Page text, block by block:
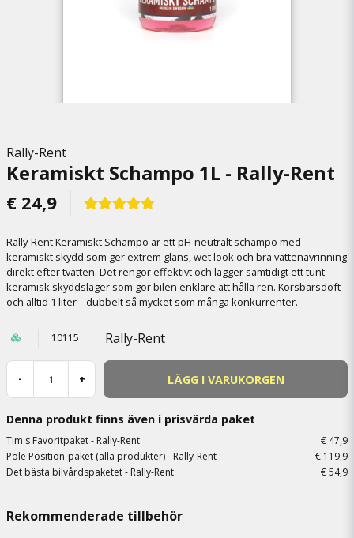
Rally-Rent
Keramiskt Schampo 1L - Rally-Rent
€ 24,9
Rally-Rent Keramiskt Schampo är ett pH-neutralt schampo med
keramiskt skydd som ger extrem glans, wet look och bra vattenavrinning
direkt efter tvätten. Det rengör effektivt och lägger samtidigt ett tunt
keramisk skyddslager som gör bilen enklare att hålla ren. Körsbärsdoft
och alltid 1 liter – dubbelt så mycket som många konkurrenter.
10115 Rally-Rent
- + LÄGG I VARUKORGEN
Denna produkt finns även i prisvärda paket
Tim's Favoritpaket - Rally-Rent
€ 47,9
Pole Position-paket (alla produkter) - Rally-Rent
€ 119,9
Det bästa bilvårdspaketet - Rally-Rent
€ 54,9
Rekommenderade tillbehör